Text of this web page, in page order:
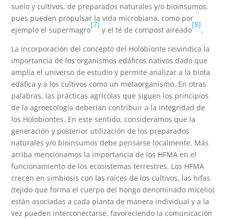
suelo y cultivos, de preparados naturales y/o bioinsumos,
pues pueden propulsar la vida microbiana, como por
ejemplo el supermagro
[7]
y el té de compost aireado
[8]
.
La incorporación del concepto del Holobionte reivindica la
importancia de los organismos edáficos nativos dado que
amplía el universo de estudio y permite analizar a la biota
edáfica y a los cultivos como un metaorganismo. En otras
palabras, las prácticas agrícolas que siguen los principios
de la agroecología deberían contribuir a la integridad de
los Holobiontes. En este sentido, consideramos que la
generación y posterior utilización de los preparados
naturales y/o bioinsumos debe pensarse localmente. Más
arriba mencionamos la importancia de los HFMA en el
funcionamiento de los ecosistemas terrestres. Los HFMA
crecen en simbiosis con las raíces de los cultivos, las hifas
(tejido que forma el cuerpo del hongo denominado micelio)
están asociadas a cada planta de manera individual y a la
vez pueden interconectarse, favoreciendo la comunicación